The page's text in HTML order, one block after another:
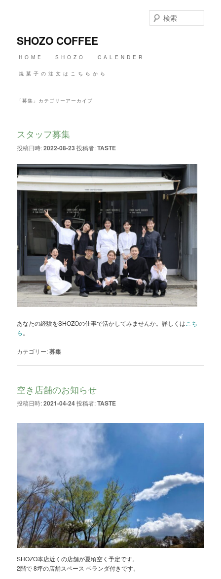
SHOZO COFFEE
索
HOME SHOZO CALENDER
焼菓子の注文はこちらから
「募集 」カテゴリーアーカイブ
スタッフ募集
投稿日時:2022-08-23 投稿者:TASTE
あなたの経験をSHOZOの仕事で活かしてみませんか。詳しくは こち
ら 。
カテゴリー:募集
空き店舗のお知らせ
投稿日時:2021-04-24投稿者:TASTE
SHOZO本店近くの店舗が夏頃空く予定です。
2階で 8坪の店舗スペース ベランダ付きです。